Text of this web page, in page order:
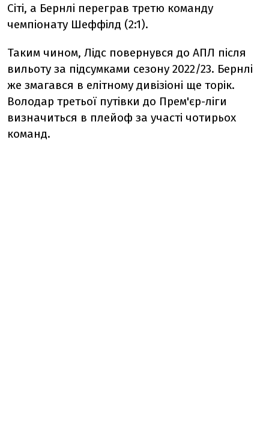
Сіті, а Бернлі переграв третю команду
чемпіонату Шеффілд (2:1).
Таким чином, Лідс повернувся до АПЛ після
вильоту за підсумками сезону 2022/23. Бернлі
же змагався в елітному дивізіоні ще торік.
Володар третьої путівки до Прем'єр-ліги
визначиться в плейоф за участі чотирьох
команд.